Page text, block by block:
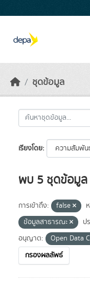
ชุดข้อมูล
เรียงโดย
พบ 5 ชุดข้อมูล
การเข้าถึง: false
ข้อมูลสาธารณะ
ป
อนุญาต:
Open Data
กรองผลลัพธ์